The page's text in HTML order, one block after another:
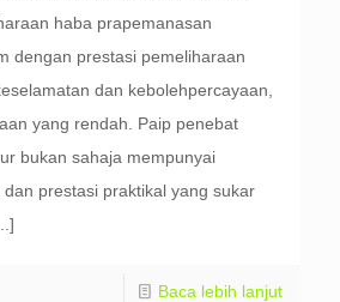
haba prapemanasan
dengan prestasi pemeliharaan
dan kebolehpercayaan,
yang rendah. Paip penebat
bukan sahaja mempunyai
prestasi praktikal yang sukar
Baca lebih lanjut